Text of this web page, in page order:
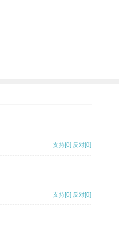
支持[0] 反对[0]
支持[0] 反对[0]